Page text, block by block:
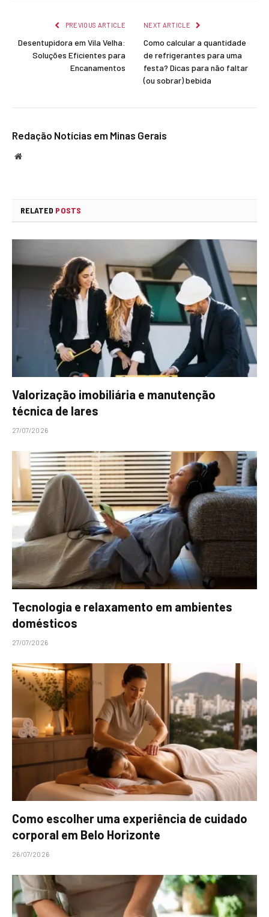
PREVIOUS ARTICLE
Desentupidora em Vila Velha:
Soluções Eficientes para
Encanamentos
NEXT ARTICLE
Como calcular a quantidade
de refrigerantes para uma
festa? Dicas para não faltar
(ou sobrar) bebida
Redação Notícias em Minas Gerais
Website
RELATED POSTS
Valorização imobiliária e manutenção
técnica de lares
27/07/2026
Tecnologia e relaxamento em ambientes
domésticos
27/07/2026
Como escolher uma experiência de cuidado
corporal em Belo Horizonte
26/07/2026